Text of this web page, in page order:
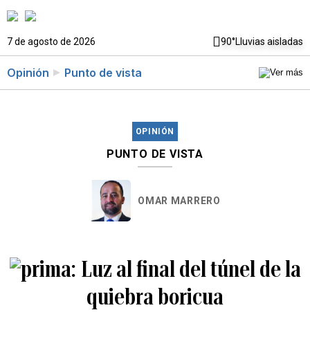
7 de agosto de 2026 90°Lluvias aisladas
Opinión Punto de vista
OPINIÓN
PUNTO DE VISTA
OMAR MARRERO
Luz al final del túnel de la
quiebra boricua